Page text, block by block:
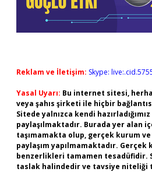
Reklam ve İletişim: Skype:
Yasal Uyarı: Bu internet sitesi,
veya şahıs şirketi ile hiçbir
Sitede yalnızca kendi
paylaşılmaktadır. Burada yer alan
taşımamakta olup, gerçek kurum
paylaşım yapılmamaktadır.
benzerlikleri tamamen tesadüfidir.
taslak halindedir ve tavsiye niteliği